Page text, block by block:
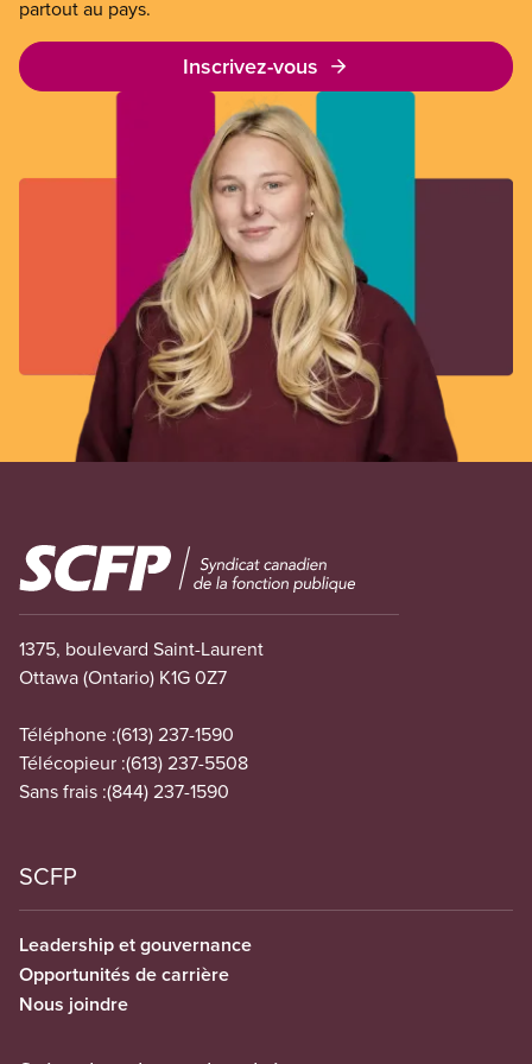
partout au pays.
Inscrivez-vous
Image
1375, boulevard Saint-Laurent
Ottawa (Ontario) K1G 0Z7
Téléphone :(613) 237-1590
Télécopieur :(613) 237-5508
Sans frais :(844) 237-1590
SCFP
Leadership et gouvernance
Opportunités de carrière
Nous joindre